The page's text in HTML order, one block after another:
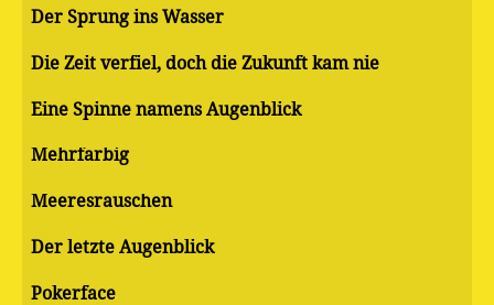
Der Sprung ins Wasser
Die Zeit verfiel, doch die Zukunft kam nie
Eine Spinne namens Augenblick
Mehrfarbig
Meeresrauschen
Der letzte Augenblick
Pokerface